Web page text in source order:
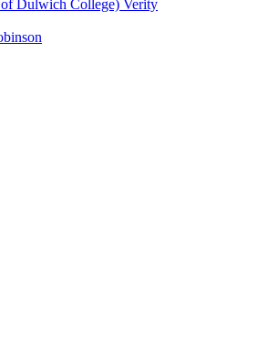
Dulwich College) Verity